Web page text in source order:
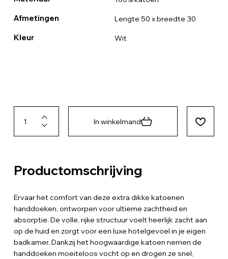
Afmetingen Lengte 50 x breedte 30
Kleur Wit
In winkelmand
Productomschrijving
Ervaar het comfort van deze extra dikke katoenen
handdoeken, ontworpen voor ultieme zachtheid en
absorptie. De volle, rijke structuur voelt heerlijk zacht aan
op de huid en zorgt voor een luxe hotelgevoel in je eigen
badkamer. Dankzij het hoogwaardige katoen nemen de
handdoeken moeiteloos vocht op en drogen ze snel,